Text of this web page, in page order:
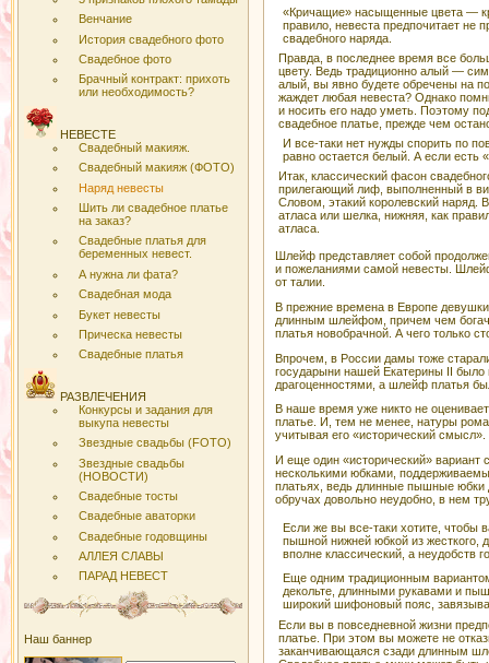
Венчание
История свадебного фото
Свадебное фото
Брачный контракт: прихоть
или необходимость?
НЕВЕСТЕ
Свадебный макияж.
Свадебный макияж (ФОТО)
Наряд невесты
Шить ли свадебное платье
на заказ?
Свадебные платья для
беременных невест.
А нужна ли фата?
Свадебная мода
Букет невесты
Прическа невесты
Свадебные платья
РАЗВЛЕЧЕНИЯ
Конкурсы и задания для
выкупа невесты
Звездные свадьбы (FOTO)
Звездные свадьбы
(НОВОСТИ)
Свадебные тосты
Свадебные аваторки
Свадебные годовщины
АЛЛЕЯ СЛАВЫ
ПАРАД НЕВЕСТ
Наш баннер
«Кричащие» насыщенные цвета —
правило, невеста предпочитает не
свадебного наряда.
Правда, в последнее время все
цвету. Ведь традиционно алый —
алый, вы явно будете обречены на
жаждет любая невеста? Однако
и носить его надо уметь. Поэтому
свадебное платье, прежде чем
И все-таки нет нужды спорить по
равно остается белый. А если есть
Итак, классический фасон
прилегающий лиф, выполненный в
Словом, этакий королевский наряд.
атласа или шелка, нижняя, как
атласа.
Шлейф представляет собой
и пожеланиями самой невесты.
от талии.
В прежние времена в Европе
длинным шлейфом, причем чем
платья новобрачной. А чего только
Впрочем, в России дамы тоже
государыни нашей Екатерины II было
драгоценностями, а шлейф платья
В наше время уже никто не
платье. И, тем не менее, натуры
учитывая его «исторический смысл».
И еще один «исторический»
несколькими юбками,
платьях, ведь длинные пышные юбки
обручах довольно неудобно, в нем
Если же вы все-таки хотите, чтобы
пышной нижней юбкой из жесткого,
вполне классический, а неудобств
Еще одним традиционным
декольте, длинными рукавами и
широкий шифоновый пояс,
Если вы в повседневной жизни
платье. При этом вы можете не
заканчивающаяся сзади длинным